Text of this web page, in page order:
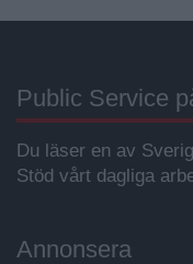
Public Service
Du läser en av
Stöd vårt dagliga
Annonsera